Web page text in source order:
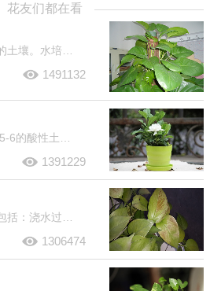
花友们都在看
1491132
1391229
1306474